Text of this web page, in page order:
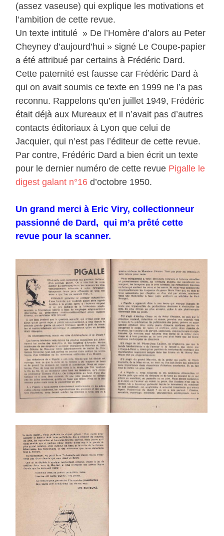
(assez vaseuse) qui explique les motivations et
l’ambition de cette revue.
Un texte intitulé » De l’Homère d’alors au Peter
Cheyney d’aujourd’hui » signé Le Coupe-papier
a été attribué par certains à Frédéric Dard.
Cette paternité est fausse car Frédéric Dard à
qui on avait soumis ce texte en 1999 ne l’a pas
reconnu. Rappelons qu’en juillet 1949, Frédéric
était déjà aux Mureaux et il n’avait pas d’autres
contacts éditoriaux à Lyon que celui de
Jacquier, qui n’est pas l’éditeur de cette revue.
Par contre, Frédéric Dard a bien écrit un texte
pour le dernier numéro de cette revue Pigalle le
digest galant n°16 d’octobre 1950.
Un grand merci à Eric Viry, collectionneur
passionné de Dard, qui m’a prêté cette
revue pour la scanner.